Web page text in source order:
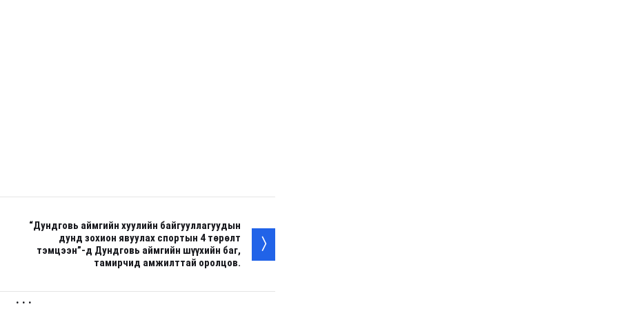
“Дундговь аймгийн хуулийн байгууллагуудын
дунд зохион явуулах спортын 4 төрөлт
тэмцээн”-д Дундговь аймгийн шүүхийн баг,
тамирчид амжилттай оролцов.
. . .